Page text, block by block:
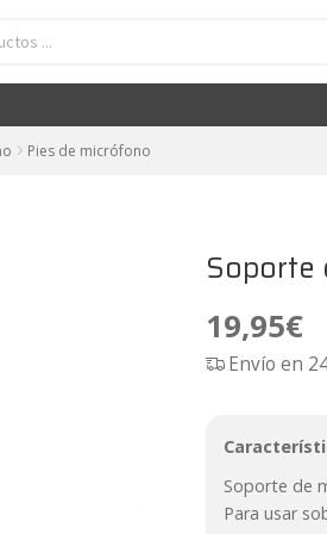
Pies de micrófono
Soporte
19,95€
Envío en
Soporte de
Para usar